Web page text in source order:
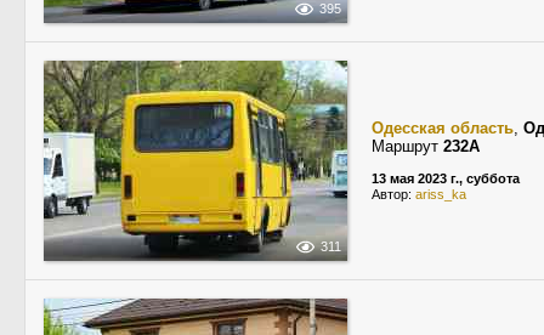
395
311
Одесская область,
Маршрут 232А
13 мая 2023 г., суббота
Автор: ariss_ka